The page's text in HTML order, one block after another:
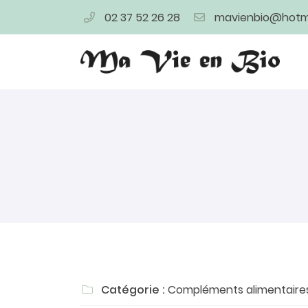
02 37 52 26 28
4 bis rue de la Herse
28400 Nogent Le Rotrou
02 37 52 26 28
 Catégorie : Compléments